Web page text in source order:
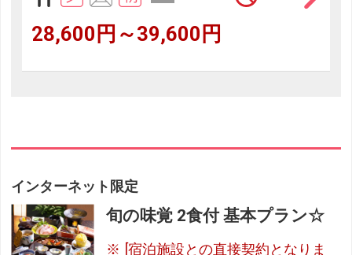
28,600円～39,600円
インターネット限定
旬の味覚 2食付 基本プラン☆
[宿泊施設との直接契約となりま